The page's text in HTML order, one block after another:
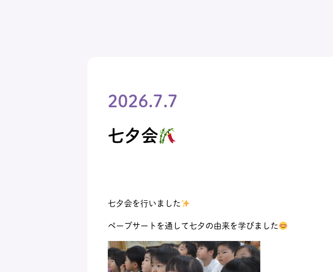
2026.7.7
七夕会
七夕会を行いました
ペープサートを通して七夕の由来を学びました